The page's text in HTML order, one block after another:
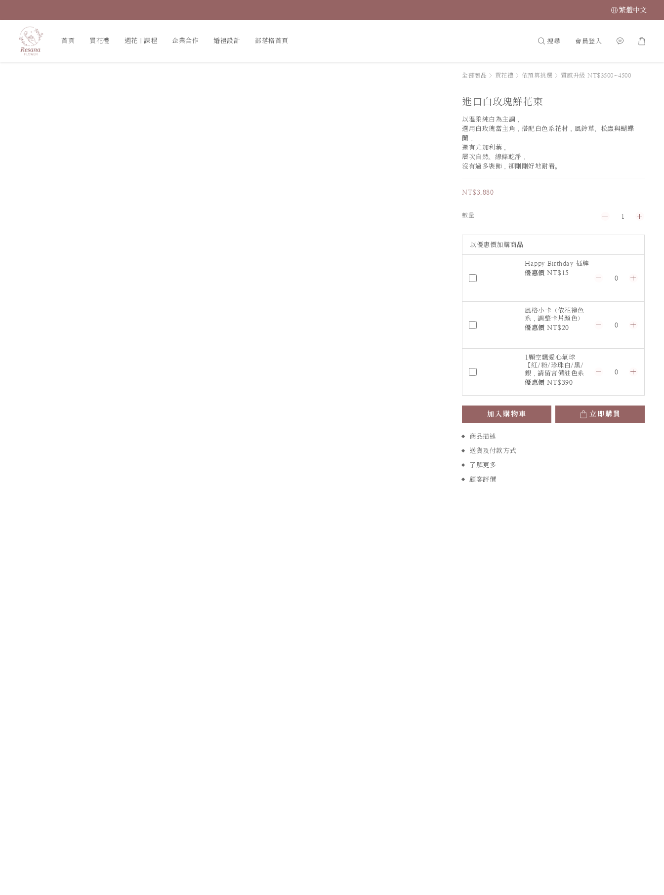
繁體中文
首頁 買花禮 週花｜課程 企業合作 婚禮設計 部落格首頁 搜尋 會員登入
全部商品 > 買花禮 > 依預算挑選 > 質感升級 NT$3500~4500
進口白玫瑰鮮花束
以溫柔純白為主調，
選用白玫瑰當主角，搭配白色系花材，風鈴草、松蟲與蝴蝶
蘭，
還有尤加利葉，
層次自然、線條乾淨，
沒有過多裝飾，卻剛剛好地耐看。
NT$3,880
數量
以優惠價加購商品
Happy Birthday 插牌
優惠價 NT$15
風格小卡（依花禮色
系，調整卡片顏色）
優惠價 NT$20
1顆空飄愛心氣球
【紅/粉/珍珠白/黑/
銀，請留言備註色系
或指定顏色】
優惠價 NT$390
加入購物車 立即購買
商品描述
送貨及付款方式
了解更多
顧客評價